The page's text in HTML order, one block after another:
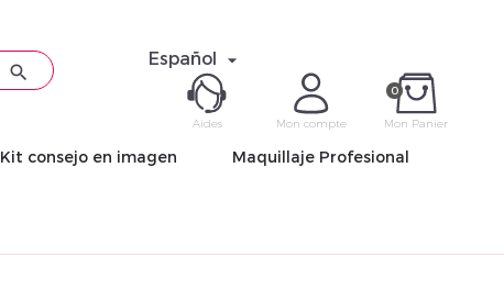

Español 
0
Mon Panier
Mon compte
Mot de
Aides
Kit consejo en imagen Maquillaje Profesional